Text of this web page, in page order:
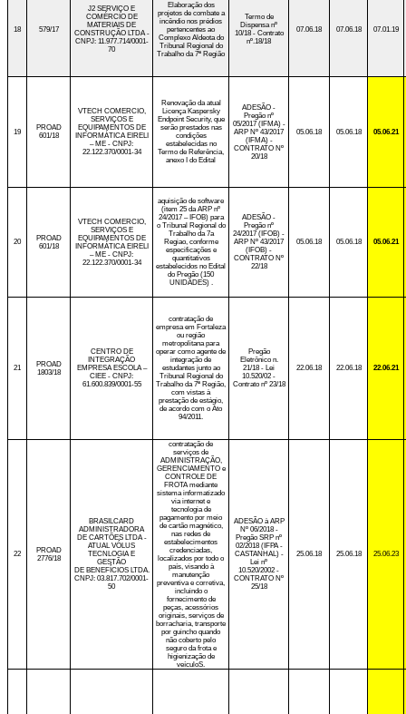
18 579/17
J2 SERVIÇO E
COMÉRCIO DE
MATERIAIS DE
CONSTRUÇÃO LTDA -
CNPJ: 11.977.714/0001-
70
Elaboração dos
projetos de combate a
incêndio nos prédios
pertencentes ao
Complexo Aldeota do
Tribunal Regional do
Trabalho da 7ª Região
Termo de
Dispensa nº
10/18 - Contrato
nº.18/18
07.06.18 07.06.18 07.01.19
19
PROAD
601/18
VTECH COMERCIO,
SERVIÇOS E
EQUIPAMENTOS DE
INFORMÁTICA EIRELI
– ME - CNPJ:
22.122.370/0001-34
Renovação da atual
Licença Kaspersky
Endpoint Security, que
serão prestados nas
condições
estabelecidas no
Termo de Referência,
anexo I do Edital
ADESÃO -
Pregão nº
05/2017 (IFMA) -
ARP Nº 43/2017
(IFMA) -
CONTRATO Nº
20/18
05.06.18 05.06.18 05.06.21
20
PROAD
601/18
VTECH COMERCIO,
SERVIÇOS E
EQUIPAMENTOS DE
INFORMÁTICA EIRELI
– ME - CNPJ:
22.122.370/0001-34
aquisição de software
(item 25 da ARP nº
24/2017 – IFOB) para
o Tribunal Regional do
Trabalho da 7a
Regiao, conforme
especificações e
quantitativos
estabelecidos no Edital
do Pregão (150
UNIDADES) .
ADESÃO -
Pregão nº
24/2017 (IFOB) -
ARP Nº 43/2017
(IFOB) -
CONTRATO Nº
22/18
05.06.18 05.06.18 05.06.21
21
PROAD
1803/18
CENTRO DE
INTEGRAÇÃO
EMPRESA ESCOLA –
CIEE - CNPJ:
61.600.839/0001-55
contratação de
empresa em Fortaleza
ou região
metropolitana para
operar como agente de
integração de
estudantes junto ao
Tribunal Regional do
Trabalho da 7ª Região,
com vistas à
prestação de estágio,
de acordo com o Ato
94/2011.
Pregão
Eletrônico n.
21/18 - Lei
10.520/02 -
Contrato nº 23/18
22.06.18 22.06.18 22.06.21
22
PROAD
2776/18
BRASILCARD
ADMINISTRADORA
DE CARTÕES LTDA -
ATUAL VÓLUS
TECNLOGIA E
GESTÃO
DE BENEFÍCIOS LTDA.
CNPJ: 03.817.702/0001-
50
contratação de
serviços de
ADMINISTRAÇÃO,
GERENCIAMENTO e
CONTROLE DE
FROTA mediante
sistema informatizado
via internet e
tecnologia de
pagamento por meio
de cartão magnético,
nas redes de
estabelecimentos
credenciadas,
localizados por todo o
país, visando à
manutenção
preventiva e corretiva,
incluindo o
fornecimento de
peças, acessórios
originais, serviços de
borracharia, transporte
por guincho quando
não coberto pelo
seguro da frota e
higienização de
veículoS.
ADESÃO à ARP
Nº 06/2018 -
Pregão SRP nº
02/2018 (IFPA -
CASTANHAL) -
Lei nº
10.520/2002 -
CONTRATO Nº
25/18
25.06.18 25.06.18 25.06.23